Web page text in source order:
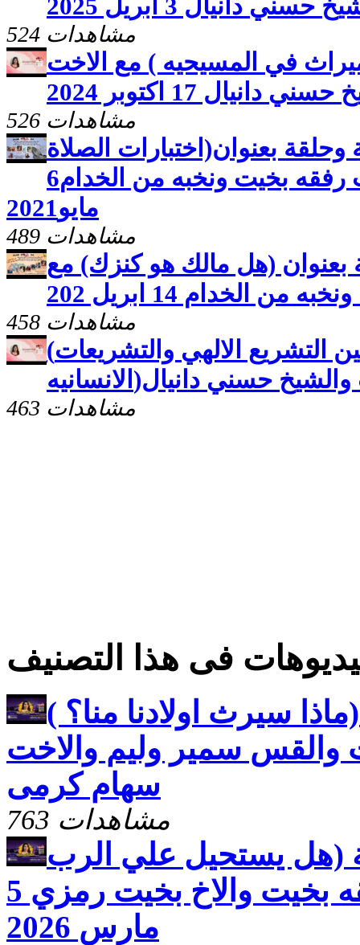
دانيال 3 ابريل 2025
524 مشاهدات
في المسيحيه ) مع الاخت
17 اكتوبر 2024
526 مشاهدات
وحلقة بعنوان(اختبارات الصلاة
المستجابة)مع الاخت رفقه بخيت ونخبه من الخدام6
مايو2021
489 مشاهدات
بعنوان (هل مالك هو كنزك) مع
الخدام 14 ابريل 202
458 مشاهدات
(الزواج والطلاق بين التشريع الالهي والتشريعات
والشيخ حسني دانيال
463 مشاهدات
فى هذا التصنيف
سيرث اولادنا منا؟ )
والقس سمير وليم والاخت
سهام كرمى
763 مشاهدات
(هل يستحيل علي الرب
شيء ) مع الاخت رفقه بخيت والاخ بخيت رمزي 5
مارس 2026